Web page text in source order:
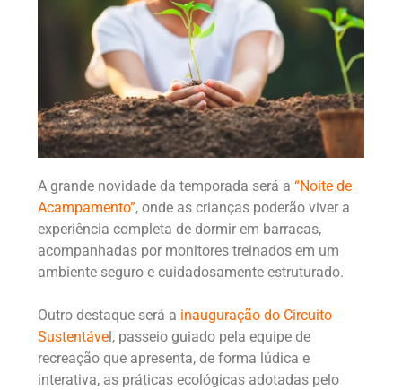
A grande novidade da temporada será a “Noite de
Acampamento”, onde as crianças poderão viver a
experiência completa de dormir em barracas,
acompanhadas por monitores treinados em um
ambiente seguro e cuidadosamente estruturado.
Outro destaque será a inauguração do Circuito
Sustentável, passeio guiado pela equipe de
recreação que apresenta, de forma lúdica e
interativa, as práticas ecológicas adotadas pelo